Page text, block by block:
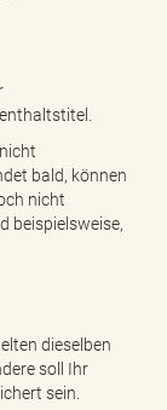
bald, können
nicht
beispielsweise,
dieselben
soll Ihr
sein.